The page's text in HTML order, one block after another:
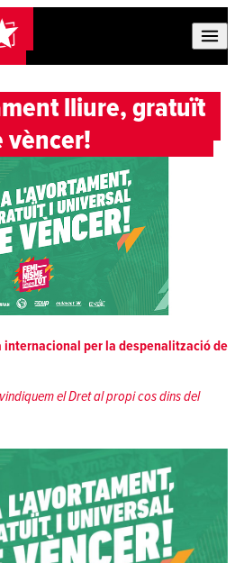
lliure, gratuït
vèncer!
internacional per la despenalització de
el Dret al propi cos dins del